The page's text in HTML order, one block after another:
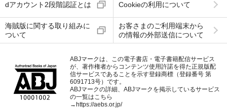
dアカウント2段階認証とは Cookieの利用について
海賊版に関する取り組みに
ついて
お客さまのご利用端末から
の情報の外部送信について
ABJマークは、この電子書店・電子書籍配信サービス
が、著作権者からコンテンツ使用許諾を得た正規版配
信サービスであることを示す登録商標（登録番号 第
6091713号）です。
ABJマークの詳細、ABJマークを掲示しているサービス
の一覧はこちら
→ https://aebs.or.jp/